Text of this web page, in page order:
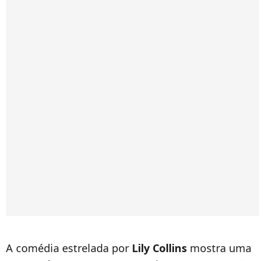
A comédia estrelada por Lily Collins mostra uma